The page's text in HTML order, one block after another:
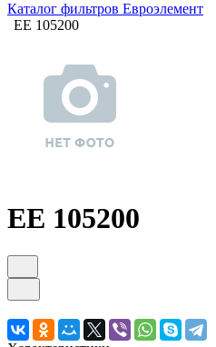
Каталог фильтров Евроэлемент
ЕЕ 105200
ЕЕ 105200